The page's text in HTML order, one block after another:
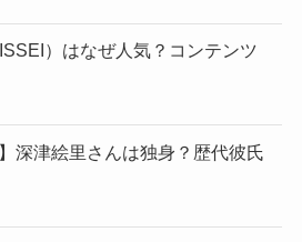
）はなぜ人気？コンテンツ
深津絵里さんは独身？歴代彼氏